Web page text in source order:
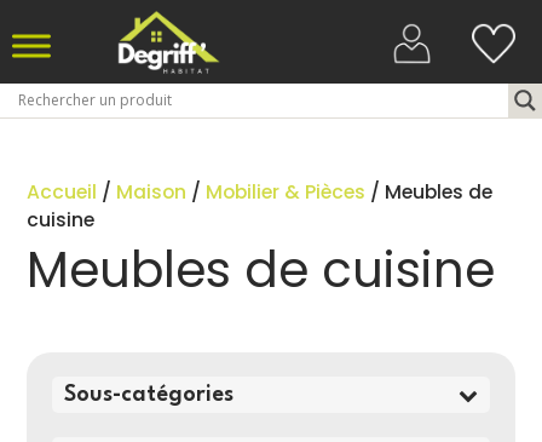
Accueil / Maison / Mobilier & Pièces / Meubles de
cuisine
Meubles de cuisine
Sous-catégories